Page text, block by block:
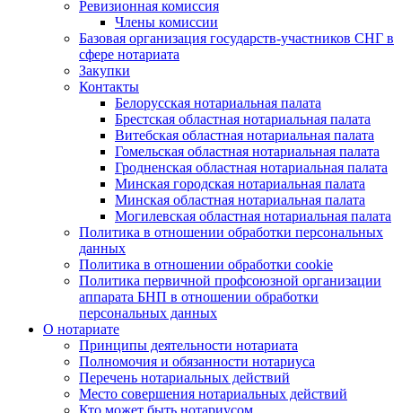
Ревизионная комиссия
Члены комиссии
Базовая организация государств-участников СНГ в
сфере нотариата
Закупки
Контакты
Белорусская нотариальная палата
Брестская областная нотариальная палата
Витебская областная нотариальная палата
Гомельская областная нотариальная палата
Гродненская областная нотариальная палата
Минская городская нотариальная палата
Минская областная нотариальная палата
Могилевская областная нотариальная палата
Политика в отношении обработки персональных
данных
Политика в отношении обработки cookie
Политика первичной профсоюзной организации
аппарата БНП в отношении обработки
персональных данных
О нотариате
Принципы деятельности нотариата
Полномочия и обязанности нотариуса
Перечень нотариальных действий
Место совершения нотариальных действий